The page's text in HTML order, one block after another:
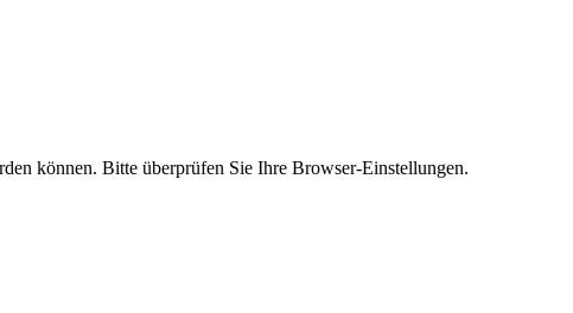
können. Bitte überprüfen Sie Ihre Browser-Einstellungen.